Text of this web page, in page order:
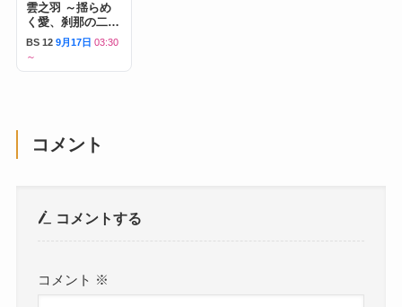
雲之羽 ～揺らめ
く愛、刹那の二人
～
BS 12 9月17日 03:30
～
コメント
コメントする
コメント ※